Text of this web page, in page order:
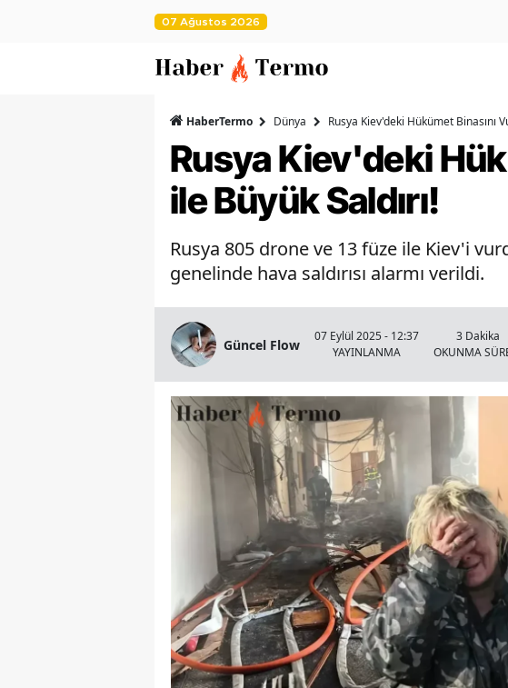
07 Ağustos 2026
HaberTermo Dünya Rusya Kiev'deki Hükümet Binasını
Rusya Kiev'deki
ile Büyük Saldırı!
Rusya 805 drone ve 13 füze ile Kiev'i
genelinde hava saldırısı alarmı verildi.
Güncel Flow
07 Eylül 2025 - 12:37
YAYINLANMA
3 Dakika
OKUNMA